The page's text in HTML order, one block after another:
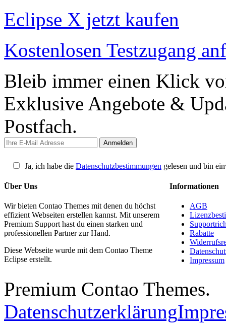
Eclipse X jetzt kaufen
Kostenlosen Testzugang
Bleib immer einen Klick
Exklusive Angebote &
Postfach.
Ja, ich habe die Datenschutzbestimmungen gelesen und bin
Über Uns
Wir bieten Contao Themes mit denen du höchst
effizient Webseiten erstellen kannst. Mit unserem
Premium Support hast du einen starken und
professionellen Partner zur Hand.
Diese Webseite wurde mit dem Contao Theme
Eclipse erstellt.
Informationen
AGB
Rabatte
Impressum
Premium Contao Themes.
Datenschutzerklärung